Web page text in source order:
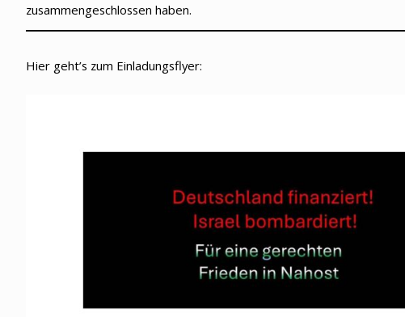
zusammengeschlossen haben.
Hier geht’s zum Einladungsflyer: